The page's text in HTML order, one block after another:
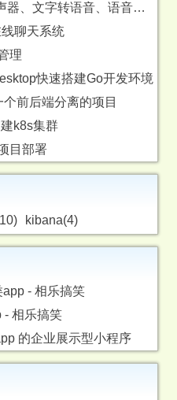
语音助手 - 变声器、文字转语音、语音转文字、字幕翻译
聊天系统
理
快速搭建Go开发环境
前后端分离的项目
k8s集群
目部署
kibana(4)
- 相乐搞笑
- 相乐搞笑
的企业展示型小程序